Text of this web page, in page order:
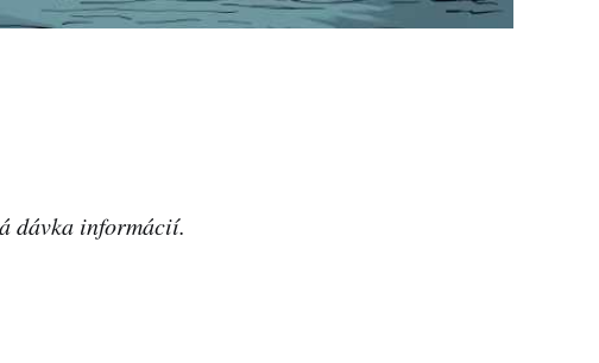
dávka informácií.